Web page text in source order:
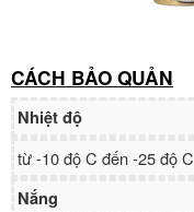
CÁCH BẢO QUẢN
Nhiệt độ
từ -10 độ C đến -25 độ C
Nắng